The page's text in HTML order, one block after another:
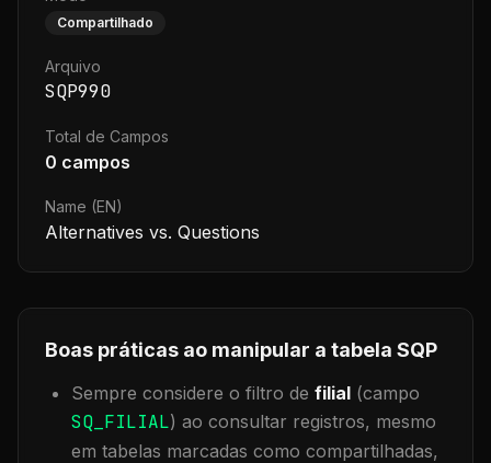
Compartilhado
Arquivo
SQP990
Total de Campos
0 campos
Name (EN)
Alternatives vs. Questions
Boas práticas ao manipular a tabela SQP
Sempre considere o filtro de filial (campo
SQ_FILIAL) ao consultar registros, mesmo
em tabelas marcadas como compartilhadas,